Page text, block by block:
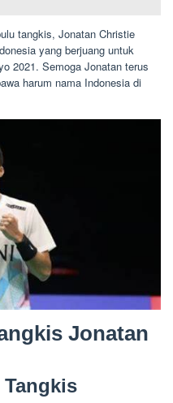
tangkis, Jonatan Christie
yang berjuang untuk
2021. Semoga Jonatan terus
harum nama Indonesia di
Jonatan